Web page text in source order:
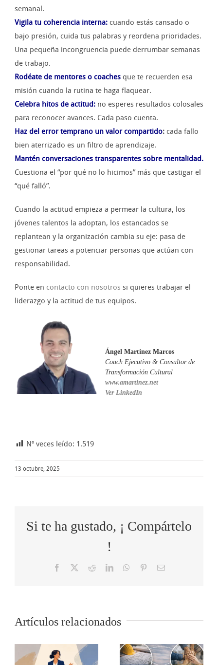
semanal.
Vigila tu coherencia interna: cuando estás cansado o
bajo presión, cuida tus palabras y reordena prioridades.
Una pequeña incongruencia puede derrumbar semanas
de trabajo.
Rodéate de mentores o coaches que te recuerden esa
misión cuando la rutina te haga flaquear.
Celebra hitos de actitud: no esperes resultados colosales
para reconocer avances. Cada paso cuenta.
Haz del error temprano un valor compartido: cada fallo
bien aterrizado es un filtro de aprendizaje.
Mantén conversaciones transparentes sobre mentalidad.
Cuestiona el “por qué no lo hicimos” más que castigar el
“qué falló”.
Cuando la actitud empieza a permear la cultura, los
jóvenes talentos la adoptan, los estancados se
replantean y la organización cambia su eje: pasa de
gestionar tareas a potenciar personas que actúan con
responsabilidad.
Ponte en contacto con nosotros si quieres trabajar el
liderazgo y la actitud de tus equipos.
Ángel Martínez Marcos
Coach Ejecutivo & Consultor de
Transformación Cultural
www.amartinez.net
Ver LinkedIn
Nº veces leído: 1.519
13 octubre, 2025
Si te ha gustado, ¡ Compártelo
!
Facebook RedditLinkedInWhatsApp
PinterestCorreo
Artículos relacionados
el factor
invisible
conflicto